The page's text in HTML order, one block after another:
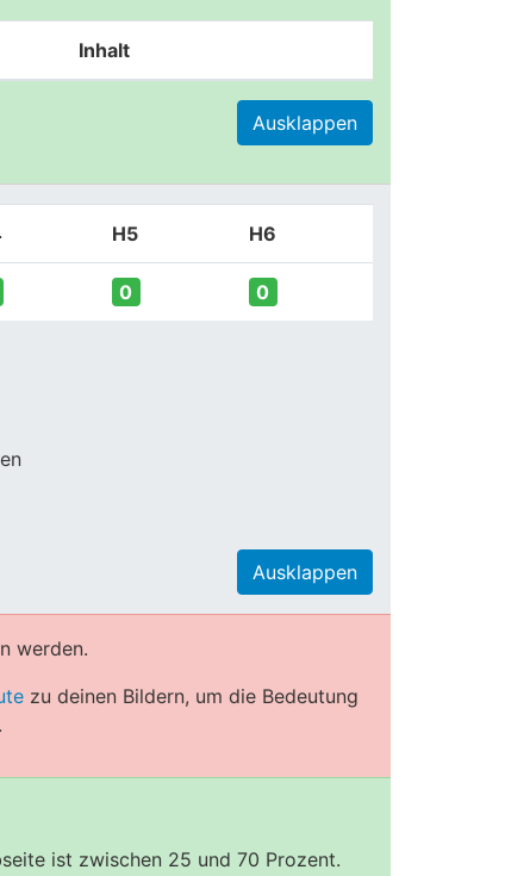
Inhalt
Ausklappen
H5 H6
0 0
Ausklappen
werden.
zu deinen Bildern, um die Bedeutung
ist zwischen 25 und 70 Prozent.